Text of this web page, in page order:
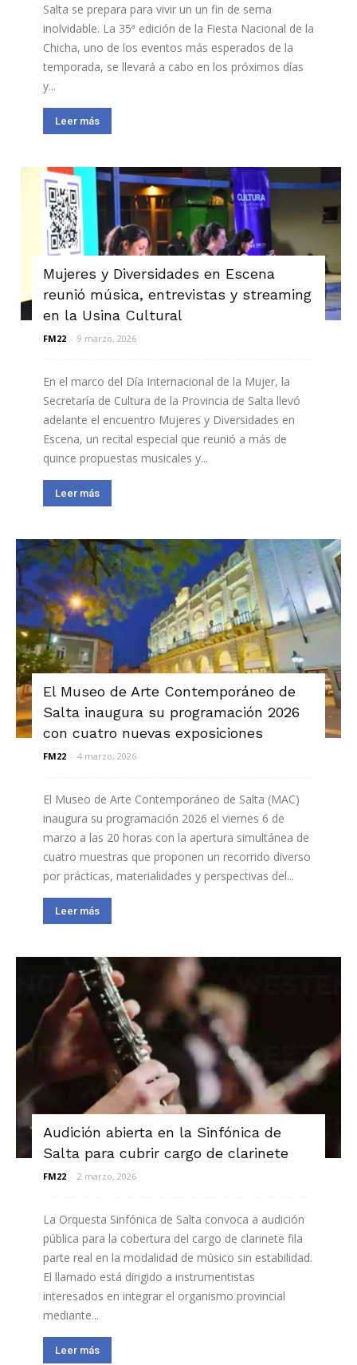
Salta se prepara para vivir un un fin de sema
inolvidable. La 35ª edición de la Fiesta Nacional de la
Chicha, uno de los eventos más esperados de la
temporada, se llevará a cabo en los próximos días
y...
Leer más
Mujeres y Diversidades en Escena
reunió música, entrevistas y streaming
en la Usina Cultural
FM22 - 9 marzo, 2026
En el marco del Día Internacional de la Mujer, la
Secretaría de Cultura de la Provincia de Salta llevó
adelante el encuentro Mujeres y Diversidades en
Escena, un recital especial que reunió a más de
quince propuestas musicales y...
Leer más
El Museo de Arte Contemporáneo de
Salta inaugura su programación 2026
con cuatro nuevas exposiciones
FM22 - 4 marzo, 2026
El Museo de Arte Contemporáneo de Salta (MAC)
inaugura su programación 2026 el viernes 6 de
marzo a las 20 horas con la apertura simultánea de
cuatro muestras que proponen un recorrido diverso
por prácticas, materialidades y perspectivas del...
Leer más
Audición abierta en la Sinfónica de
Salta para cubrir cargo de clarinete
FM22 - 2 marzo, 2026
La Orquesta Sinfónica de Salta convoca a audición
pública para la cobertura del cargo de clarinete fila
parte real en la modalidad de músico sin estabilidad.
El llamado está dirigido a instrumentistas
interesados en integrar el organismo provincial
mediante...
Leer más